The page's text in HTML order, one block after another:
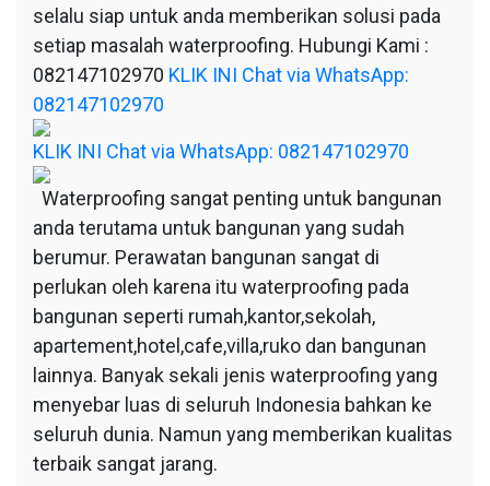
selalu siap untuk anda memberikan solusi pada
setiap masalah waterproofing. Hubungi Kami :
082147102970 KLIK INI Chat via WhatsApp:
082147102970
KLIK INI Chat via WhatsApp: 082147102970
Waterproofing sangat penting untuk bangunan
anda terutama untuk bangunan yang sudah
berumur. Perawatan bangunan sangat di
perlukan oleh karena itu waterproofing pada
bangunan seperti rumah,kantor,sekolah,
apartement,hotel,cafe,villa,ruko dan bangunan
lainnya. Banyak sekali jenis waterproofing yang
menyebar luas di seluruh Indonesia bahkan ke
seluruh dunia. Namun yang memberikan kualitas
terbaik sangat jarang.